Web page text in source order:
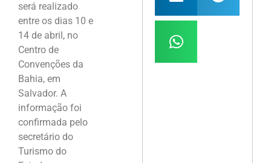
será realizado
entre os dias 10 e
14 de abril, no
Centro de
Convenções da
Bahia, em
Salvador. A
informação foi
confirmada pelo
secretário do
Turismo do